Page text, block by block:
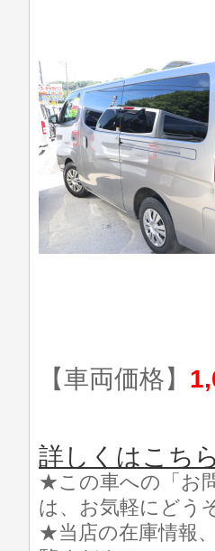
【車両価格】
詳しくはこちら
★この車への「お
は、お気軽にどう
★当店の在庫情報